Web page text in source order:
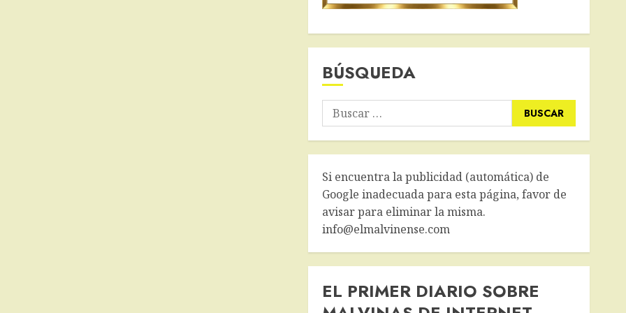
BÚSQUEDA
Buscar:
Si encuentra la publicidad (automática) de
Google inadecuada para esta página, favor de
avisar para eliminar la misma.
info@elmalvinense.com
EL PRIMER DIARIO SOBRE